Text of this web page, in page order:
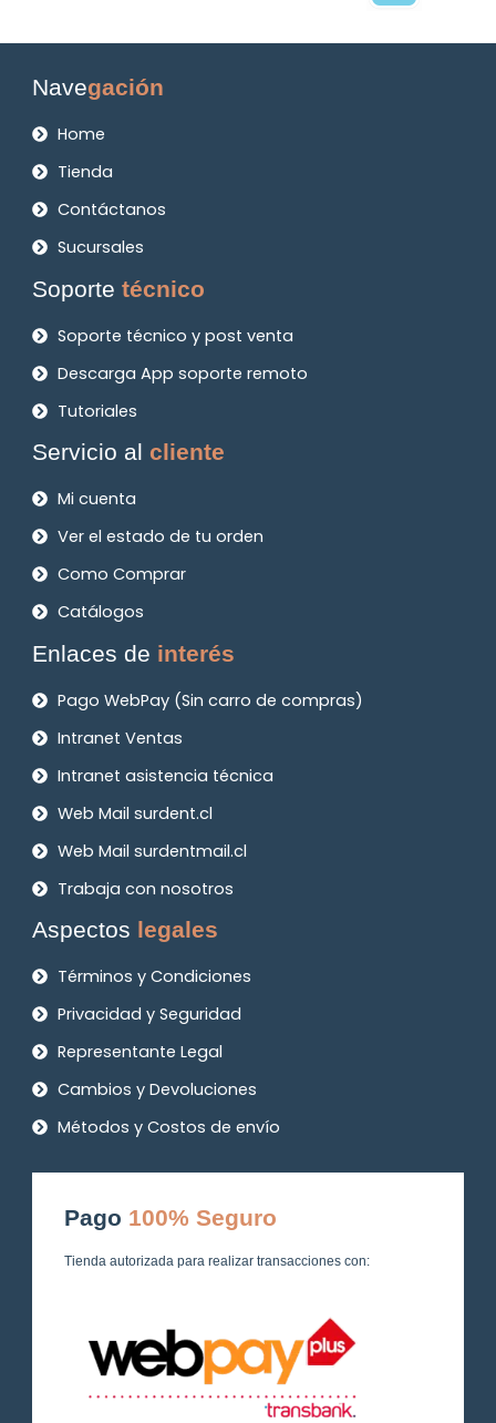
Navegación
Home
Tienda
Contáctanos
Sucursales
Soportetécnico
Soporte técnico y post venta
Descarga App soporte remoto
Tutoriales
Servicio alcliente
Mi cuenta
Ver el estado de tu orden
Como Comprar
Catálogos
Enlaces de interés
Pago WebPay (Sin carro de compras)
Intranet Ventas
Intranet asistencia técnica
Web Mail surdent.cl
Web Mail surdentmail.cl
Trabaja con nosotros
Aspectos legales
Términos y Condiciones
Privacidad y Seguridad
Representante Legal
Cambios y Devoluciones
Métodos y Costos de envío
Pago 100% Seguro
Tienda autorizada para realizar transacciones con: